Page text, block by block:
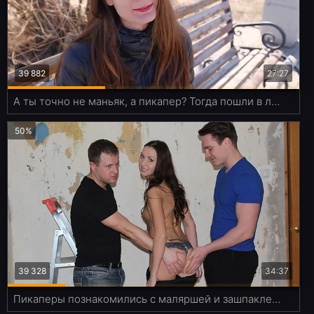
27:27
39 882
А ты точно не маньяк, а пикапер? Тогда пошли в лес трахаться!
34:37
50%
39 328
Пикаперы познакомились с маляршей и зашпаклевали её киску за 200 баксов